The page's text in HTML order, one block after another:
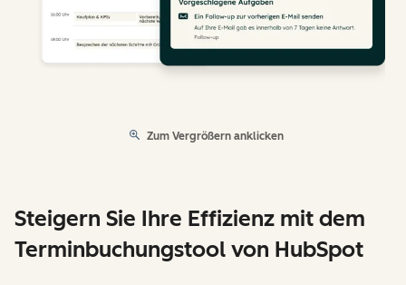
Zum Vergrößern anklicken
Steigern Sie Ihre Effizienz mit dem
Terminbuchungstool von HubSpot